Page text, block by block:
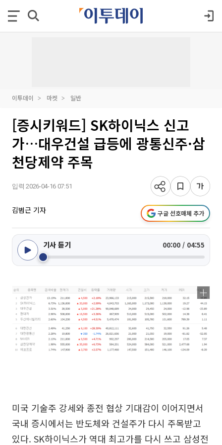
이투데이 마켓 일반
[증시키워드] SK하이닉스 신고
가…대우건설 급등에 광통신주·삼
천당제약 주목
입력 2026-04-16 07:51
김범근 기자 구글 선호매체 추가
기사 듣기 00:00 / 04:55
미국 기술주 강세와 종전 협상 기대감이 이어지면서
국내 증시에서는 반도체와 건설주가 다시 주목받고
있다. SK하이닉스가 역대 최고가를 다시 쓰고 삼성전